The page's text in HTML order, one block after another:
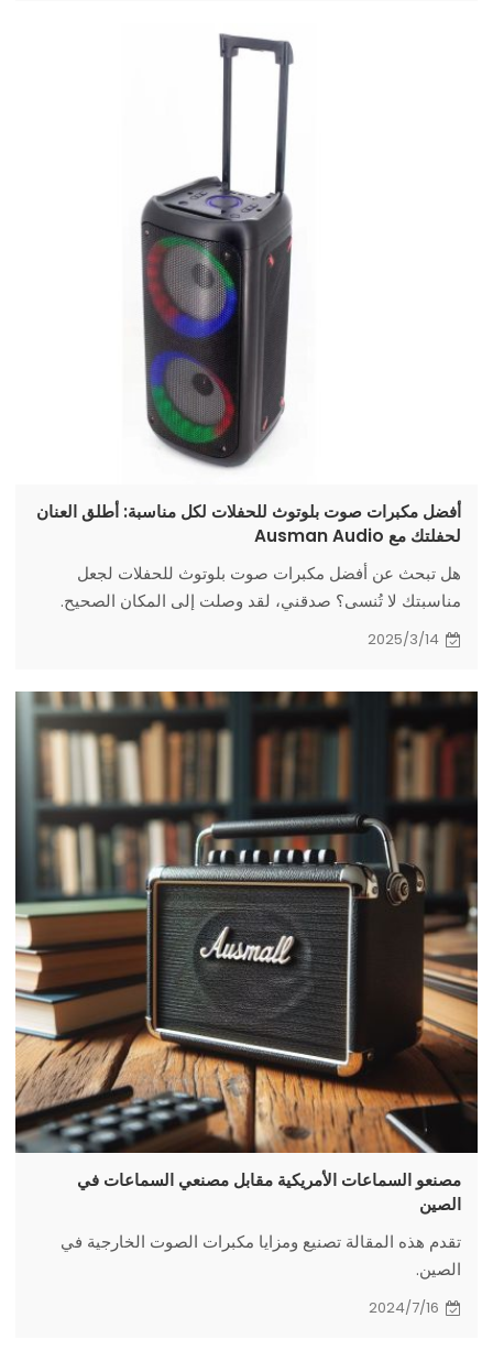
أفضل مكبرات صوت بلوتوث للحفلات لكل مناسبة: أطلق العنان
لحفلتك مع Ausman Audio
هل تبحث عن أفضل مكبرات صوت بلوتوث للحفلات لجعل
مناسبتك لا تُنسى؟ صدقني، لقد وصلت إلى المكان الصحيح.
2025/3/14
مصنعو السماعات الأمريكية مقابل مصنعي السماعات في
الصين
تقدم هذه المقالة تصنيع ومزايا مكبرات الصوت الخارجية في
الصين.
2024/7/16